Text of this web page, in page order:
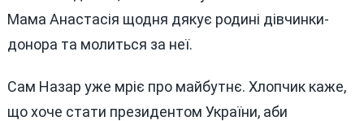
Мама Анастасія щодня дякує родині дівчинки-
донора та молиться за неї.
Сам Назар уже мріє про майбутнє. Хлопчик каже,
що хоче стати президентом України, аби